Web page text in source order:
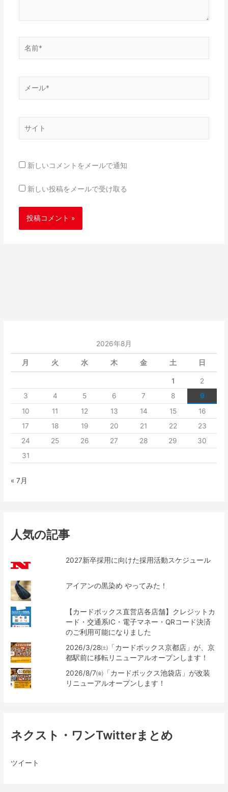
ー
*
新しいコメントをメールで通知
新しい投稿をメールで受け取る
2026年8月
月 火 水 木 金 土 日
1
2
3
4 5 6 7 8
9
10
11 12 13 14 15
16
17
18 19 20 21 22
23
24
25 26 27 28 29
30
31
« 7月
人気の記事
2027新卒採用に向けた採用活動スケジュール
アイアンの黒染め やってみた！
【カードボックス直営店各店舗】クレジットカ
ード・交通系IC・電子マネー・QRコード決済
のご利用可能になりました
2026/3/28㈯「カードボックス京都店」が、京
都駅前に移転リニューアルオープンします！
2026/8/7㈮「カードボックス池袋店」が改装
リニューアルオープンします！
ネクスト・ワンTwitterまとめ
ツイート